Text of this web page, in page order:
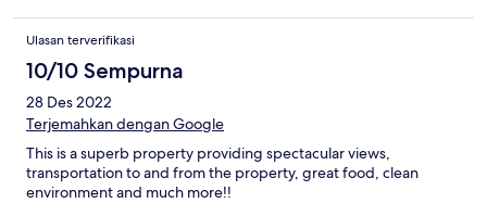
with our room (spa view is amazing). The only thing is check with
hotel about leaving window open at night as we tried with ours,
but the wind was so intense it shook our whole room so we
opted to only crack it open. Highly recommended!
Ulasan terverifikasi
10/10 Sempurna
28 Des 2022
Terjemahkan dengan Google
This is a superb property providing spectacular views,
transportation to and from the property, great food, clean
environment and much more!!